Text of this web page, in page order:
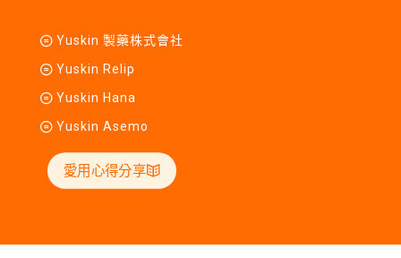
Yuskin 製藥株式會社
Yuskin Relip
Yuskin Hana
Yuskin Asemo
愛用心得分享